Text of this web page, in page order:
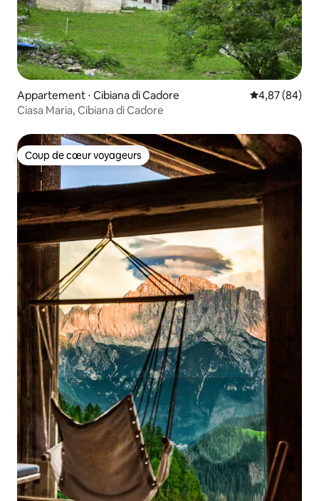
Appartement ⋅ Cibiana di Cadore Évaluation
4,87 (84)
Ciasa Maria, Cibiana di Cadore
Coup de cœur voyageurs
Coup de cœur voyageurs